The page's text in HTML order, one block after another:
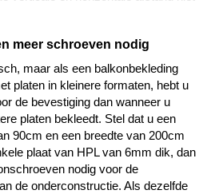
meer schroeven nodig
maar als een balkonbekleding
platen in kleinere formaten, hebt u
de bevestiging dan wanneer u
platen bekleedt. Stel dat u een
90cm en een breedte van 200cm
plaat van HPL van 6mm dik, dan
nodig voor de
de onderconstructie. Als dezelfde